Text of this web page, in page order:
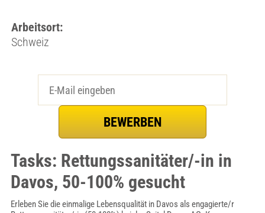
Arbeitsort:
Schweiz
Tasks: Rettungssanitäter/-in in
Davos, 50-100% gesucht
Erleben Sie die einmalige Lebensqualität in Davos als engagierte/r